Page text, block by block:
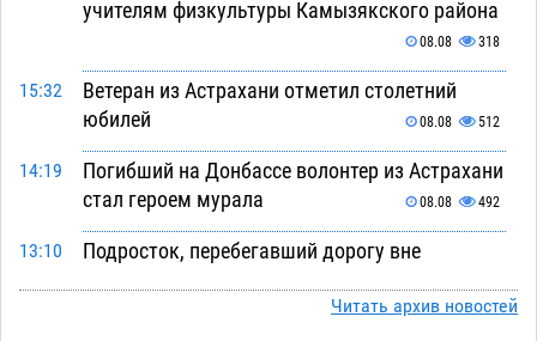
учителям физкультуры Камызякского района
08.08 318
15:32
Ветеран из Астрахани отметил столетний
юбилей
08.08 512
14:19
Погибший на Донбассе волонтер из Астрахани
стал героем мурала
08.08 492
13:10
Подросток, перебегавший дорогу вне
08.08 618
Читать архив новостей